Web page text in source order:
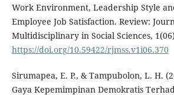
Work Environment, Leadership Style
Employee Job Satisfaction. Review:
Multidisciplinary in Social Sciences,
https://doi.org/10.59422/rjmss.v1i06.370
Sirumapea, E. P., & Tampubolon, L. H.
Gaya Kepemimpinan Demokratis